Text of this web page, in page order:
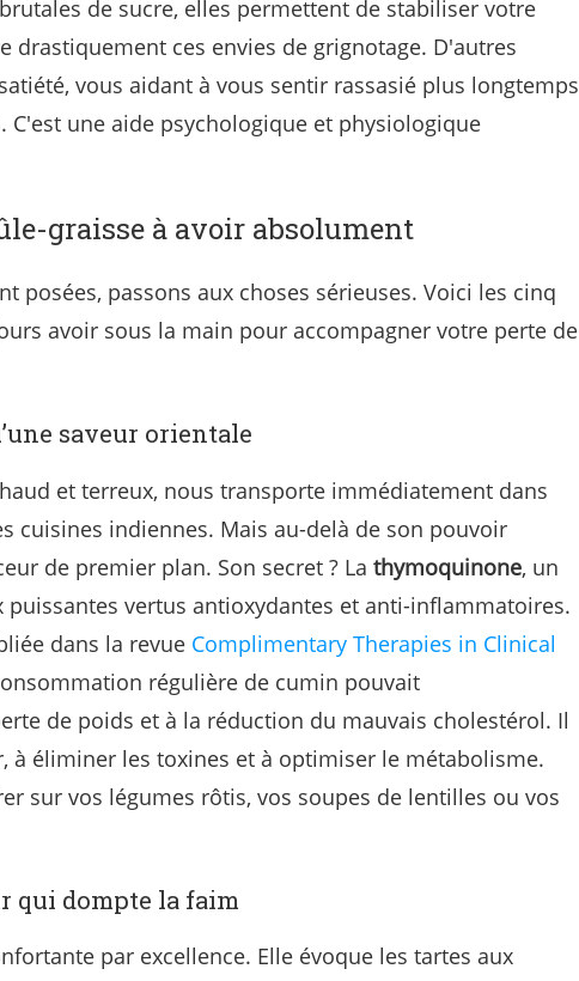
de sucre, elles permettent de stabiliser votre
drastiquement ces envies de grignotage. D'autres
vous aidant à vous sentir rassasié plus longtemps
C'est une aide psychologique et physiologique
graisse à avoir absolument
posées, passons aux choses sérieuses. Voici les cinq
avoir sous la main pour accompagner votre perte de
saveur orientale
et terreux, nous transporte immédiatement dans
cuisines indiennes. Mais au-delà de son pouvoir
de premier plan. Son secret ? La thymoquinone, un
vertus antioxydantes et anti-inflammatoires.
dans la revue Complimentary Therapies in Clinical
régulière de cumin pouvait
de poids et à la réduction du mauvais cholestérol. Il
à éliminer les toxines et à optimiser le métabolisme.
sur vos légumes rôtis, vos soupes de lentilles ou vos
qui dompte la faim
par excellence. Elle évoque les tartes aux